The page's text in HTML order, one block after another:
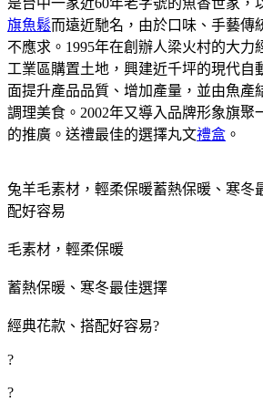
旗魚鬆而遠近馳名，由於口味、手藝傳
不應求。1995年在創辦人梁火村的大力
工業區購置土地，興建近千坪的現代自
面提升產品品質、增加產量，並由魚產
調理美食。2002年又導入品牌形象旗聚
的推廣。送禮最佳的選擇丸文禮盒 。
兔羊毛素材，輕柔保暖蓄熱保暖、寒冬
配好容易
毛素材，輕柔保暖
蓄熱保暖、寒冬最佳選擇
經典花款、搭配好容易?
?
?